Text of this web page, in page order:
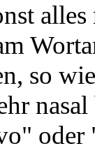
so